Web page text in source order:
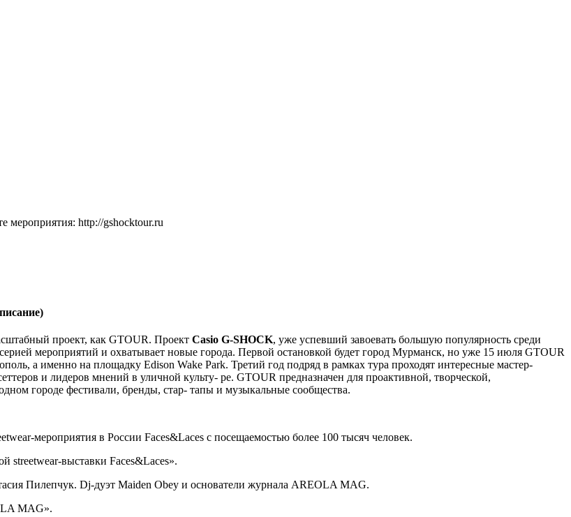
мероприятия: http://gshocktour.ru
проект, как GTOUR. Проект Casio G-SHOCK, уже успевший завоевать большую популярность среди
мероприятий и охватывает новые города. Первой остановкой будет город Мурманск, но уже 15 июля GTOUR
а именно на площадку Edison Wake Park. Третий год подряд в рамках тура проходят интересные мастер-
и лидеров мнений в уличной культу- ре. GTOUR предназначен для проактивной, творческой,
городе фестивали, бренды, стар- тапы и музыкальные сообщества.
мероприятия в России Faces&Laces с посещаемостью более 100 тысяч человек.
streetwear-выставки Faces&Laces».
Пилепчук. Dj-дуэт Maiden Obey и основатели журнала AREOLA MAG.
MAG».